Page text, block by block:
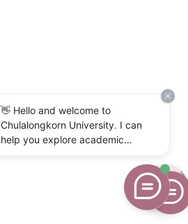
👋 Hello and welcome to
Chulalongkorn University. I can
help you explore academic